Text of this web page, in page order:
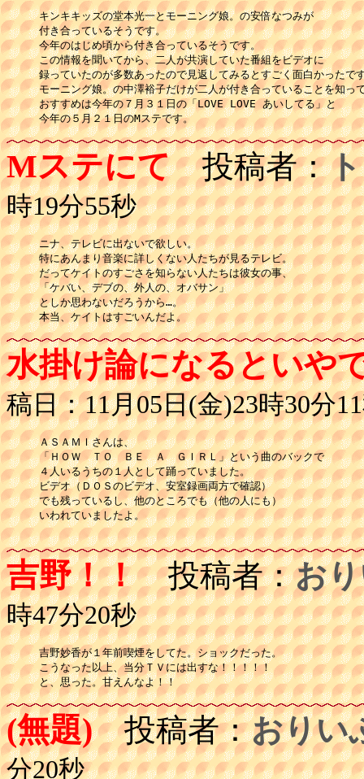
キンキキッズの堂本光一とモーニング娘。の安倍なつみが
付き合っているそうです。
今年のはじめ頃から付き合っているそうです。
この情報を聞いてから、二人が共演していた番組をビデオに
録っていたのが多数あったので見返してみるとすごく面白かったで
モーニング娘。の中澤裕子だけが二人が付き合っていることを知っ
おすすめは今年の７月３１日の「LOVE LOVE あいしてる」と
今年の５月２１日のMステです。
Mステにて投稿者：
時19分55秒
ニナ、テレビに出ないで欲しい。
特にあんまり音楽に詳しくない人たちが見るテレビ。
だってケイトのすごさを知らない人たちは彼女の事、
「ケバい、デブの、外人の、オバサン」
としか思わないだろうから…。
本当、ケイトはすごいんだよ。
水掛け論になるといや
稿日：11月05日(金)23時30分
ＡＳＡＭＩさんは、
「ＨＯＷ　ＴＯ　ＢＥ　Ａ　ＧＩＲＬ」という曲のバックで
４人いるうちの１人として踊っていました。
ビデオ（ＤＯＳのビデオ、安室録画両方で確認）
でも残っているし、他のところでも（他の人にも）
いわれていましたよ。
吉野！！投稿者：お
時47分20秒
吉野妙香が１年前喫煙をしてた。ショックだった。
こうなった以上、当分ＴＶには出すな！！！！！
と、思った。甘えんなよ！！
(無題)投稿者：おりい
分20秒